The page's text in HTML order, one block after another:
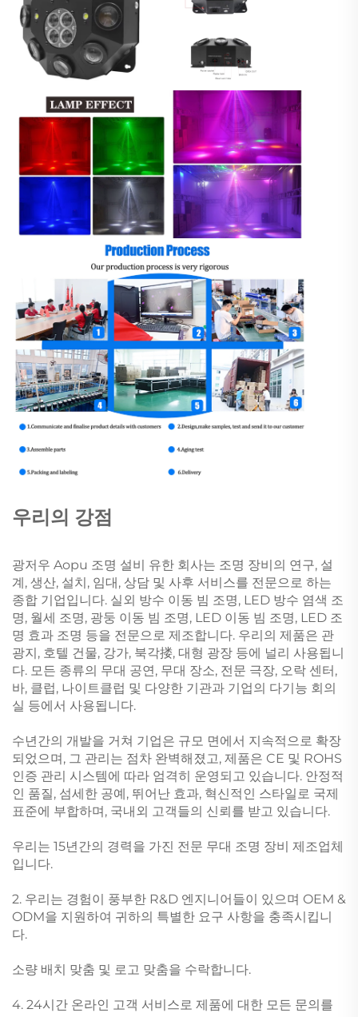
우리의 강점
광저우 Aopu 조명 설비 유한 회사는 조명 장비의 연구, 설
계, 생산, 설치, 임대, 상담 및 사후 서비스를 전문으로 하는
종합 기업입니다. 실외 방수 이동 빔 조명, LED 방수 염색 조
명, 월세 조명, 광둥 이동 빔 조명, LED 이동 빔 조명, LED 조
명 효과 조명 등을 전문으로 제조합니다. 우리의 제품은 관
광지, 호텔 건물, 강가, 북각搂, 대형 광장 등에 널리 사용됩니
다. 모든 종류의 무대 공연, 무대 장소, 전문 극장, 오락 센터,
바, 클럽, 나이트클럽 및 다양한 기관과 기업의 다기능 회의
실 등에서 사용됩니다.
수년간의 개발을 거쳐 기업은 규모 면에서 지속적으로 확장
되었으며, 그 관리는 점차 완벽해졌고, 제품은 CE 및 ROHS
인증 관리 시스템에 따라 엄격히 운영되고 있습니다. 안정적
인 품질, 섬세한 공예, 뛰어난 효과, 혁신적인 스타일로 국제
표준에 부합하며, 국내외 고객들의 신뢰를 받고 있습니다.
우리는 15년간의 경력을 가진 전문 무대 조명 장비 제조업체
입니다.
2. 우리는 경험이 풍부한 R&D 엔지니어들이 있으며 OEM &
ODM을 지원하여 귀하의 특별한 요구 사항을 충족시킵니
다.
소량 배치 맞춤 및 로고 맞춤을 수락합니다.
4. 24시간 온라인 고객 서비스로 제품에 대한 모든 문의를